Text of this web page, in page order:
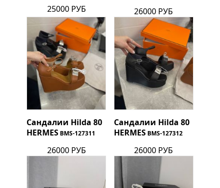
25000 РУБ 26000 РУБ
Сандалии Hilda 80
HERMES BMS-127311
26000 РУБ
Сандалии Hilda 80
HERMES BMS-127312
26000 РУБ